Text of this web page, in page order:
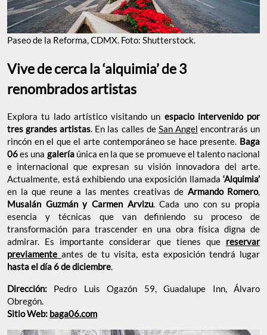
Vive de cerca la ‘alquimia’ de 3 renombrados
artistas
Explora tu lado artístico visitando unespacio intervenido por
un rincón en el que el arte contemporáneo se hace presente.
es una
única en la que se promueve el talento
nacional e internacional que expresan su visión innovadora del
‘Alquimia’ en la que reune a las mentes creativas deArmando
Romero,Musalán Guzmán y Carmen Arvizu. Cada uno con
su propia esencia y técnicas que van definiendo su proceso de
transformación para trascender en una obra física digna de
admirar. Es importante considerar que tienes quereservar
previamenteantes de tu visita, esta exposición tendrá lugar
hasta el día 6 de diciembre.
Dirección:
Pedro Luis Ogazón 59, Guadalupe Inn, Álvaro
Obregón.
Sitio Web:baga06.com